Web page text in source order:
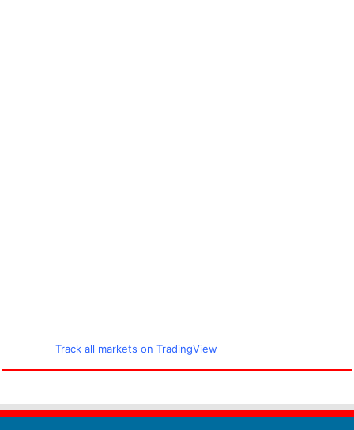
Track all markets on TradingView